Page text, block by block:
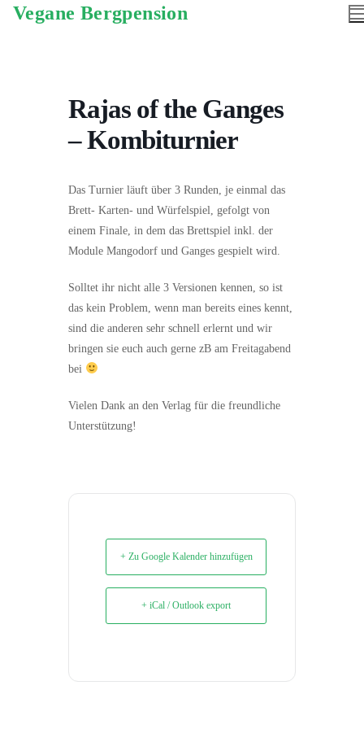
Vegane Bergpension
Rajas of the Ganges
– Kombiturnier
Das Turnier läuft über 3 Runden, je einmal das
Brett- Karten- und Würfelspiel, gefolgt von
einem Finale, in dem das Brettspiel inkl. der
Module Mangodorf und Ganges gespielt wird.
Solltet ihr nicht alle 3 Versionen kennen, so ist
das kein Problem, wenn man bereits eines kennt,
sind die anderen sehr schnell erlernt und wir
bringen sie euch auch gerne zB am Freitagabend
bei
Vielen Dank an den Verlag für die freundliche
Unterstützung!
+ Zu Google Kalender hinzufügen
+ iCal / Outlook export